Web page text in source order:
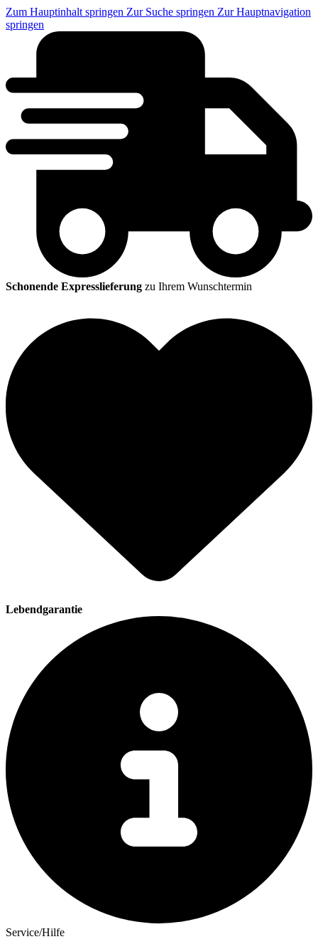
Zum Hauptinhalt springen Zur Suche springen Zur Hauptnavigation
springen
Schonende Expresslieferung zu Ihrem Wunschtermin
Lebendgarantie
Service/Hilfe